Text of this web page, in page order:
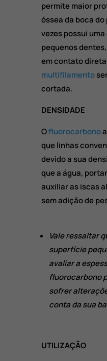
permite maior
óssea da boca
vezes possui
pequenos
em contato
multifilamento
cortada.
DENSIDADE
Ofluorocarbono
que linhas
devido a sua
que a água,
auxiliar as iscas
sem adição de
Vale ressaltar
superfície
avaliar a
fluorocarbono
sofrer
conta da sua
UTILIZAÇÃO